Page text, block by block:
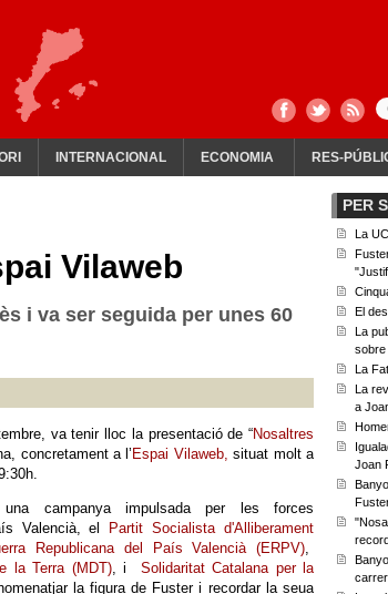
INTERNACIONAL ECONOMIA RES-
Vilaweb
i va ser seguida per unes 60
va tenir lloc la presentació de “Nosaltres
concretament a l’Espai Vilaweb, situat molt a
una campanya impulsada per les forces
Valencià, el
Partit Socialista d'Alliberament
Republicana del País Valencià (ERPV),
la Terra (MDT), i Solidaritat Catalana per la
la figura de Fuster i recordar la seua
PER
La
El
La
sobre
La
La
a
Joan